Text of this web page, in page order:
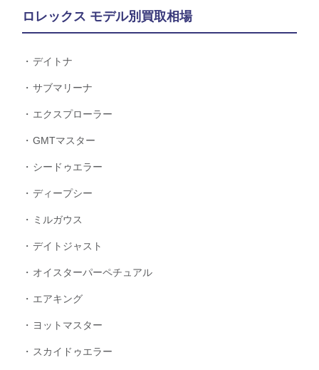
ロレックス モデル別買取相場
デイトナ
サブマリーナ
エクスプローラー
GMTマスター
シードゥエラー
ディープシー
ミルガウス
デイトジャスト
オイスターパーペチュアル
エアキング
ヨットマスター
スカイドゥエラー